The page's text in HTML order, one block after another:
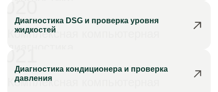
Комплексная компьютерная
Диагностика DSG и проверка уровня
жидкостей
Комплексная компьютерная
Диагностика кондиционера и проверка
давления